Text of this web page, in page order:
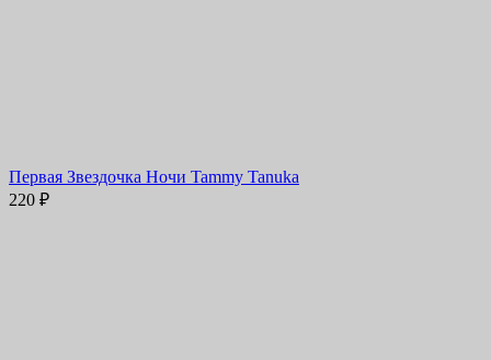
Первая Звездочка Ночи Tammy Tanuka
220 ₽